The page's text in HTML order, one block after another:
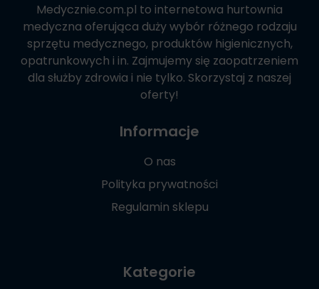
Medycznie.com.pl to internetowa hurtownia
medyczna oferująca duży wybór różnego rodzaju
sprzętu medycznego, produktów higienicznych,
opatrunkowych i in. Zajmujemy się zaopatrzeniem
dla służby zdrowia i nie tylko. Skorzystaj z naszej
oferty!
Informacje
O nas
Polityka prywatności
Regulamin sklepu
Kategorie